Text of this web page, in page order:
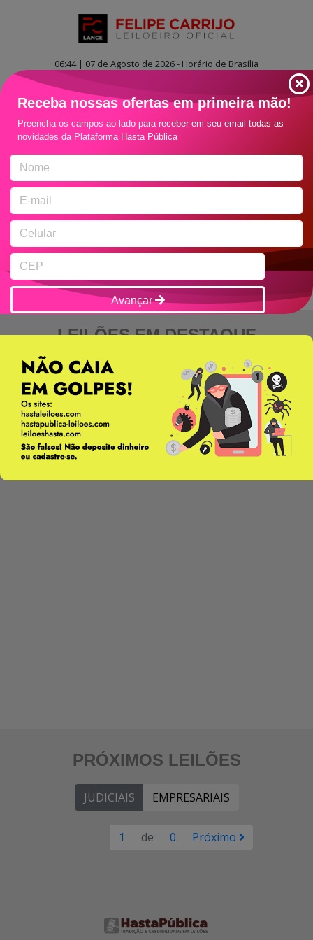
06:44 | 07 de Agosto de 2026 - Horário de Brasília
Receba nossas ofertas em primeira mão!
Preencha os campos ao lado para receber em seu email todas as
novidades da Plataforma Hasta Pública
Avançar
LOTES EM DESTAQUE
LEILÕES EM DESTAQUE
PRÓXIMOS LEILÕES
JUDICIAIS EMPRESARIAIS
1 de 0 Próximo